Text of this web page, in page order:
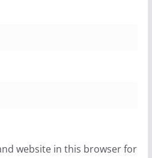
website in this browser for